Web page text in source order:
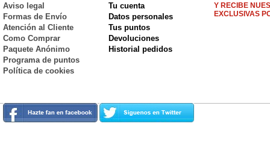
Aviso legal
Formas de Envío
Atención al Cliente
Como Comprar
Paquete Anónimo
Programa de puntos
Política de cookies
Tu cuenta
Datos personales
Tus puntos
Devoluciones
Historial pedidos
Y RECIBE
EXCLUSIVAS